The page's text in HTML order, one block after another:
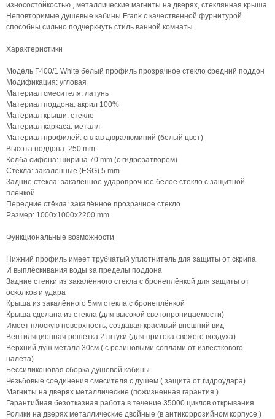
износостойкостью , металлические магниты на дверях, стеклянная крыша.
Неповторимые душевые кабины Frank с качественной фурнитурой
способны сильно подчеркнуть стиль ванной комнаты.
Характеристики
Модель F400/1 White белый профиль прозрачное стекло средний поддон
Модификация: угловая
Материал смесителя: латунь
Материал поддона: акрил 100%
Материал крыши: стекло
Материал каркаса: металл
Материал профилей: сплав дюралюминий (белый цвет)
Высота поддона: 250 mm
Колба сифона: ширина 70 mm (с гидрозатвором)
Стёкла: закалённые (ESG) 5 mm
Задние стёкла: закалённое ударопрочное белое стекло с защитной
плёнкой
Передние стёкла: закалённое прозрачное стекло
Размер: 1000х1000х2200 mm
Функциональные возможности
Нижний профиль имеет трубчатый уплотнитель для защиты от скрипа
И выплёскивания воды за пределы поддона
Задние стенки из закалённого стекла с бронеплёнкой для защиты от
осколков и удара
Крыша из закалённого 5мм стекла с бронеплёнкой
Крыша сделана из стекла (для высокой светопроницаемости)
Имеет плоскую поверхность, создавая красивый внешний вид
Вентиляционная решётка 2 штуки (для притока свежего воздуха)
Верхний душ металл 30см ( с резиновыми соплами от известкового
налёта)
Бессиликоновая сборка душевой кабины
Резьбовые соединения смесителя с душем ( защита от гидроудара)
Магниты на дверях металлические (пожизненная гарантия )
Гарантийная безотказная работа в течение 35000 циклов открывания
Ролики на дверях металлические двойные (в антикоррозийном корпусе )